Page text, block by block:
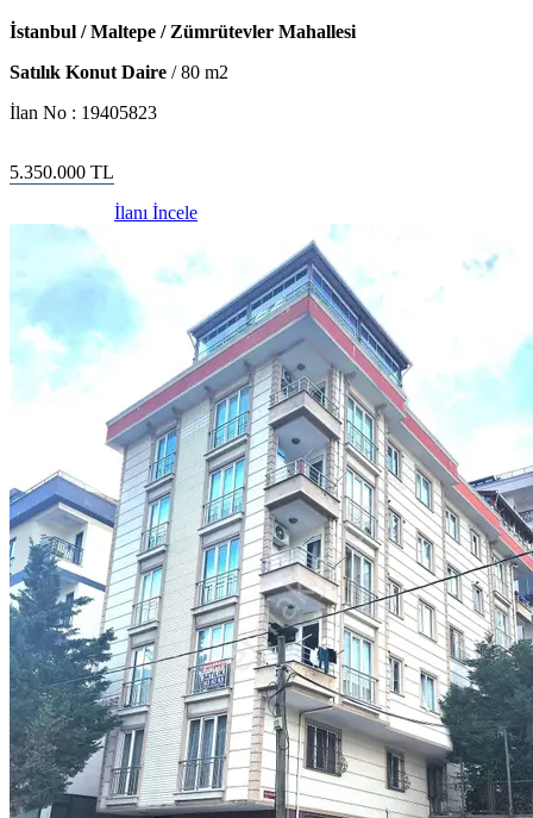
İstanbul / Maltepe / Zümrütevler Mahallesi
Satılık Konut Daire /80 m2
İlan No : 19405823
5.350.000 TL
İlanı İncele